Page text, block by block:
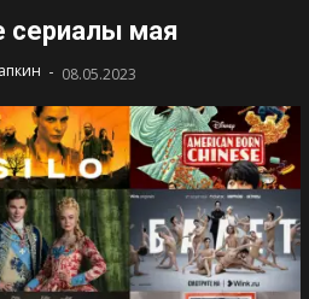
сериалы мая
- 08.05.2023